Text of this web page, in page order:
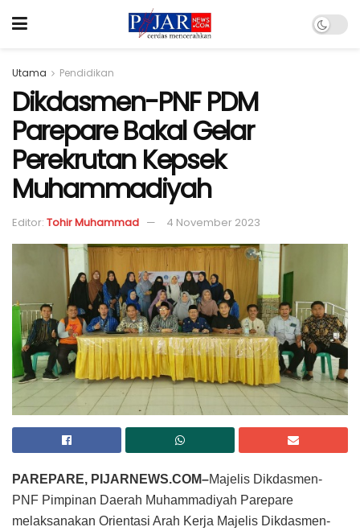
Utama Pendidikan
Dikdasmen-PNF PDM
Parepare Bakal Gelar
Perekrutan Kepsek
Muhammadiyah
Editor: Tohir Muhammad 4 November 2023
PAREPARE, PIJARNEWS.COM–Majelis Dikdasmen-
PNF Pimpinan Daerah Muhammadiyah Parepare
melaksanakan Orientasi Arah Kerja Majelis Dikdasmen-